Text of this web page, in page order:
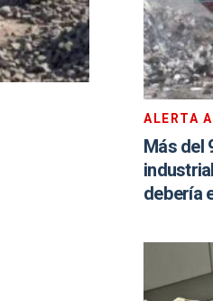
ALERTA
Más del
debería